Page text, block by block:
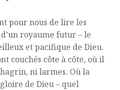
pour nous de lire les
royaume futur – le
et pacifique de Dieu.
couchés côte à côte, où il
ni larmes. Où la
de Dieu – quel